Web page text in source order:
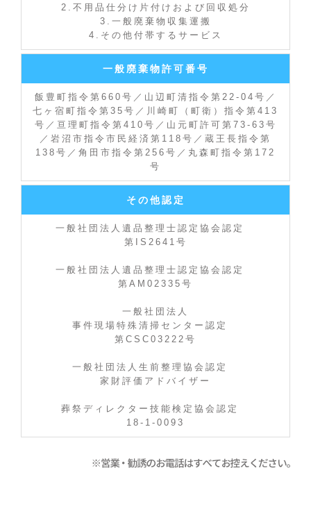
2.不用品仕分け片付けおよび回収処分
3.一般廃棄物収集運搬
4.その他付帯するサービス
一般廃棄物許可番号
飯豊町指令第660号／山辺町清指令第22-04号／
七ヶ宿町指令第35号／川崎町（町衛）指令第413
号／亘理町指令第410号／山元町許可第73-63号
／岩沼市指令市民経済第118号／蔵王長指令第
138号／角田市指令第256号／丸森町指令第172
号
その他認定
一般社団法人遺品整理士認定協会認定
第IS2641号
一般社団法人遺品整理士認定協会認定
第AM02335号
一般社団法人
事件現場特殊清掃センター認定
第CSC03222号
一般社団法人生前整理協会認定
家財評価アドバイザー
葬祭ディレクター技能検定協会認定
18-1-0093